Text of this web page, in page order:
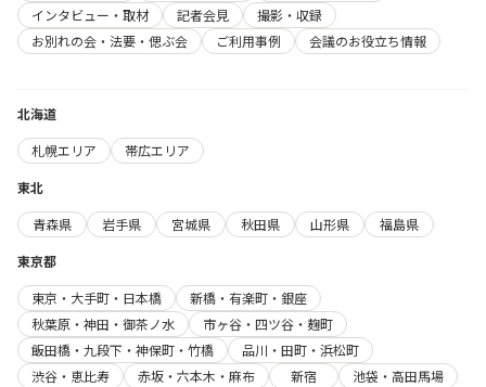
インタビュー・取材
記者会見
撮影・収録
お別れの会・法要・偲ぶ会
ご利用事例 会議のお役立ち情報
北海道
札幌エリア
帯広エリア
東北
青森県
岩手県 宮城県 秋田県 山形県
福島県
東京都
東京・大手町・日本橋
新橋・有楽町・銀座
秋葉原・神田・御茶ノ水
市ヶ谷・四ツ谷・麹町
飯田橋・九段下・神保町・竹橋
品川・田町・浜松町
渋谷・恵比寿
赤坂・六本木・麻布 新宿
池袋・高田馬場